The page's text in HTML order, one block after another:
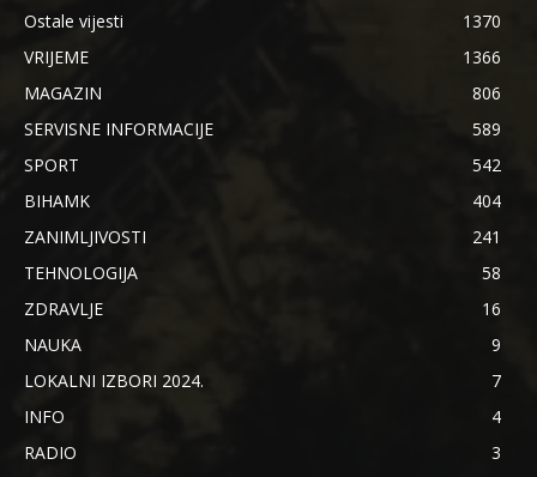
Ostale vijesti
1370
VRIJEME
1366
MAGAZIN
806
SERVISNE INFORMACIJE
589
SPORT
542
BIHAMK
404
ZANIMLJIVOSTI
241
TEHNOLOGIJA
58
ZDRAVLJE
16
NAUKA
9
LOKALNI IZBORI 2024.
7
INFO
4
RADIO
3